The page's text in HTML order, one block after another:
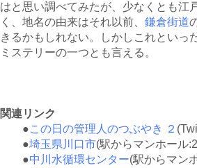
はと思い調べてみたが、少なくとも江
く、地名の由来はそれ以前、 鎌倉街道
きるかもしれない。しかしこれといっ
ミステリーの一つとも言える。
関連リンク
●この日の管理人のつぶやき ２
●埼玉県川口市(駅からマンホール
●中川水循環センター(駅からマン